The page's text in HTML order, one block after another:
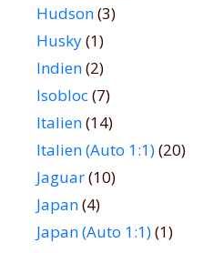
Hudson(3)
Husky(1)
Indien(2)
Isobloc(7)
Italien(14)
Italien (Auto 1:1)(20)
Jaguar(10)
Japan(4)
Japan (Auto 1:1)(1)